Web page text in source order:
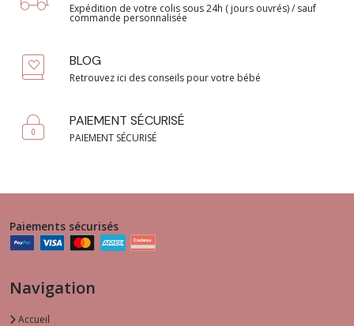
Expédition de votre colis sous 24h ( jours ouvrés) / sauf
commande personnalisée
BLOG
Retrouvez ici des conseils pour votre bébé
PAIEMENT SÉCURISÉ
PAIEMENT SÉCURISÉ
Paiements sécurisés
Navigation
Accueil